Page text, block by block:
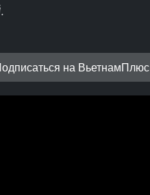
на ВьетнамПлюс